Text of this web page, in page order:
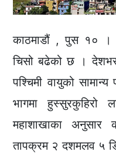
काठमाडौं , पुस १० ।
चिसो बढेको छ । देशभर
पश्चिमी वायुको
भागमा हुस्सुरकुहिरो
महाशाखाका अनुसार
तापक्रम २ दशमलव ५